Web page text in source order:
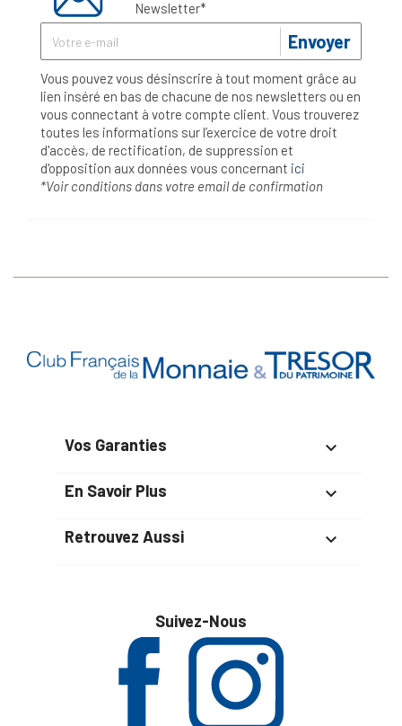
Newsletter*
Envoyer
Vous pouvez vous désinscrire à tout moment grâce au
lien inséré en bas de chacune de nos newsletters ou en
vous connectant à votre compte client. Vous trouverez
toutes les informations sur l’exercice de votre droit
d'accès, de rectification, de suppression et
d'opposition aux données vous concernant ici
*Voir conditions dans votre email de confirmation
Vos Garanties 
En Savoir Plus 
Retrouvez Aussi 
Suivez-Nous